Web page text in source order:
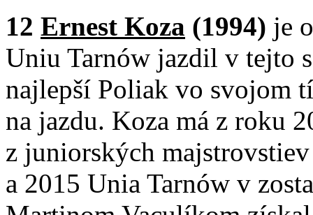
12 Ernest Koza (1994) je
Uniu Tarnów jazdil v tejto
najlepší Poliak vo svojom
na jazdu. Koza má z roku
z juniorských
a 2015 Unia Tarnów v